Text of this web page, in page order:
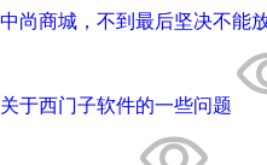
中尚商城，不到最后坚决不能
关于西门子软件的一些问题